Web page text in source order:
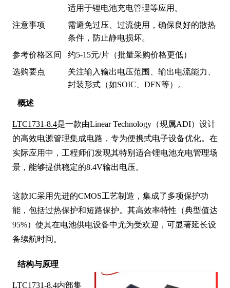
概述
LTC1731-8.4是一款由Linear Technology（现属ADI）设计
的高效电源管理集成电路，专为便携式电子设备优化。在
实际应用中，工程师们发现其特别适合锂电池充电管理场
景，能够提供稳定的8.4V输出电压。
这款IC采用先进的CMOS工艺制造，集成了多项保护功
能，包括过热保护和短路保护。其高效率特性（典型值达
95%）使其在电池供电设备中尤为受欢迎，可显著延长设
备续航时间。
结构与原理
LTC1731-8.4内部集
适用于锂电池充电管理等应用。
注意事项
需避免过压、过流使用，确保良好的散热
条件，防止静电损坏。
参考价格区间
约5-15元/片（批量采购价格更低）
选购要点
关注输入输出电压范围、输出电流能力、
封装形式（如SOIC、DFN等）。